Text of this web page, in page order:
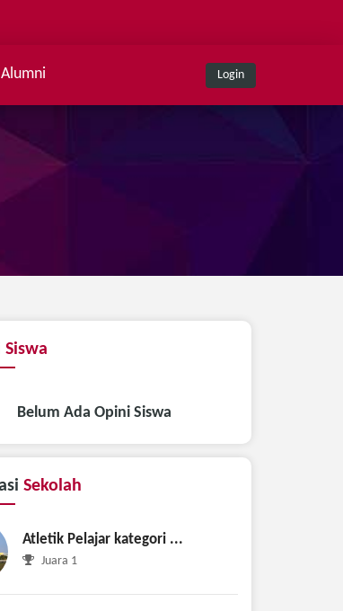
Login
Siswa
Belum Ada Opini Siswa
Sekolah
Atletik Pelajar kategori ...
Juara 1